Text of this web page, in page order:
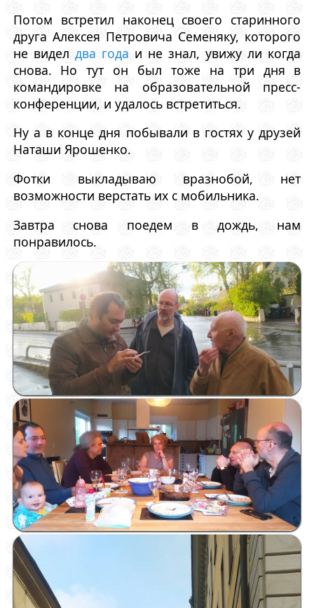
Потом встретил наконец своего старинного
друга Алексея Петровича Семеняку, которого
не видел два года и не знал, увижу ли когда
снова. Но тут он был тоже на три дня в
командировке на образовательной пресс-
конференции, и удалось встретиться.
Ну а в конце дня побывали в гостях у друзей
Наташи Ярошенко.
Фотки выкладываю вразнобой, нет
возможности верстать их с мобильника.
Завтра снова поедем в дождь, нам
понравилось.